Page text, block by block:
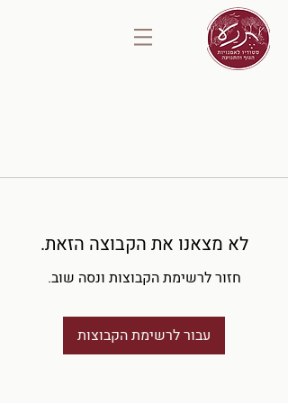
לא מצאנו את הקבוצה הזאת.
חזור לרשימת הקבוצות ונסה שוב.
עבור לרשימת הקבוצות